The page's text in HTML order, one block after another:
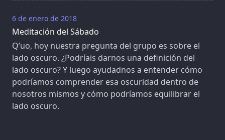
6 de enero de 2018
Meditación del Sábado
Q’uo, hoy nuestra pregunta del grupo es sobre el
lado oscuro. ¿Podríais darnos una definición del
lado oscuro? Y luego ayudadnos a entender cómo
podríamos comprender esa oscuridad dentro de
nosotros mismos y cómo podríamos equilibrar el
lado oscuro.